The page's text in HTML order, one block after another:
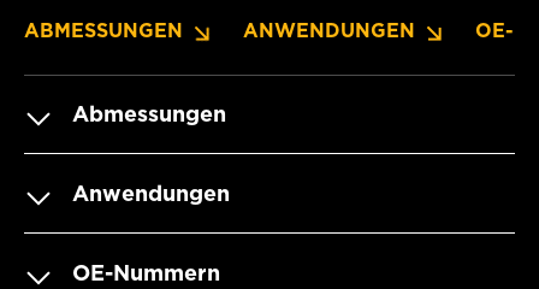
ABMESSUNGEN ANWENDUNGEN OE-
Abmessungen
Anwendungen
OE-Nummern